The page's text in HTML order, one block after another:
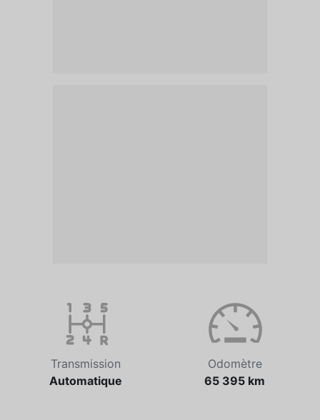
Transmission
Automatique
Odomètre
65 395 km